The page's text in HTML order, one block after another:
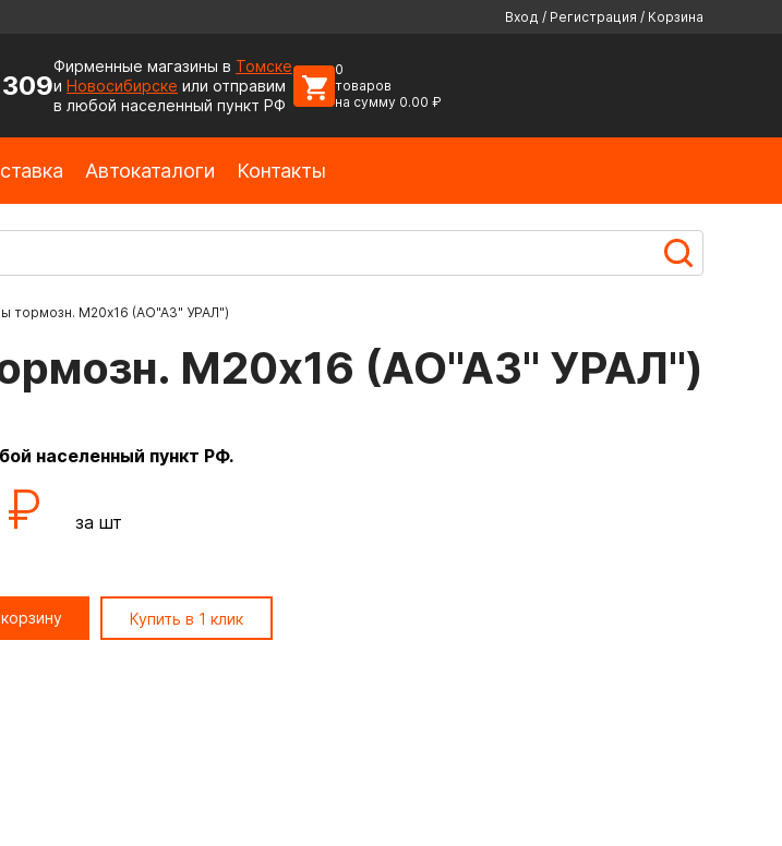
Вход / Регистрация / Корзина
Фирменные магазины в Томске
и Новосибирске или отправим
в любой населенный пункт РФ
0
товаров
на сумму 0.00 ₽
Автокаталоги Контакты
тормозн. М20х16 (АО"АЗ" УРАЛ")
М20х16 (АО"АЗ" УРАЛ")
населенный пункт РФ.
за шт
Купить в 1 клик